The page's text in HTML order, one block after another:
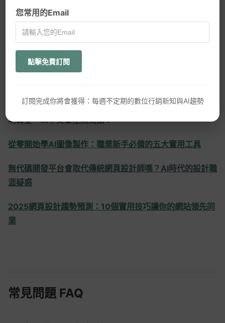
AI趨勢
網頁設計新知
WordPress
GEO優化
口碑行銷
化
想更進一步了解 AI 工具的應用與設計師如何在 2025 年成
功轉型，以下文章推薦閱讀：
從零開始學AI圖像製作：職業新手必備的五大實用工具
無代碼開發平台會取代傳統網頁設計師嗎？AI時代的設計職
涯疑惑
2025網頁設計趨勢預測：10個實用技巧讓你的網站領先同
業
常見問題 FAQ
您常用的Email
點擊免費訂閱
訂閱完成你將會獲得：每週不定期的數位行銷新知與AI趨勢